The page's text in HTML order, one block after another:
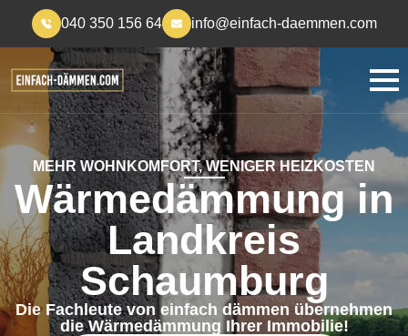
040 350 156 64 info@einfach-daemmen.com
MEHR WOHNKOMFORT, WENIGER HEIZKOSTEN
Wärmedämmung in
Landkreis
Schaumburg
Die Fachleute von einfach dämmen übernehmen
die Wärmedämmung Ihrer Immobilie!